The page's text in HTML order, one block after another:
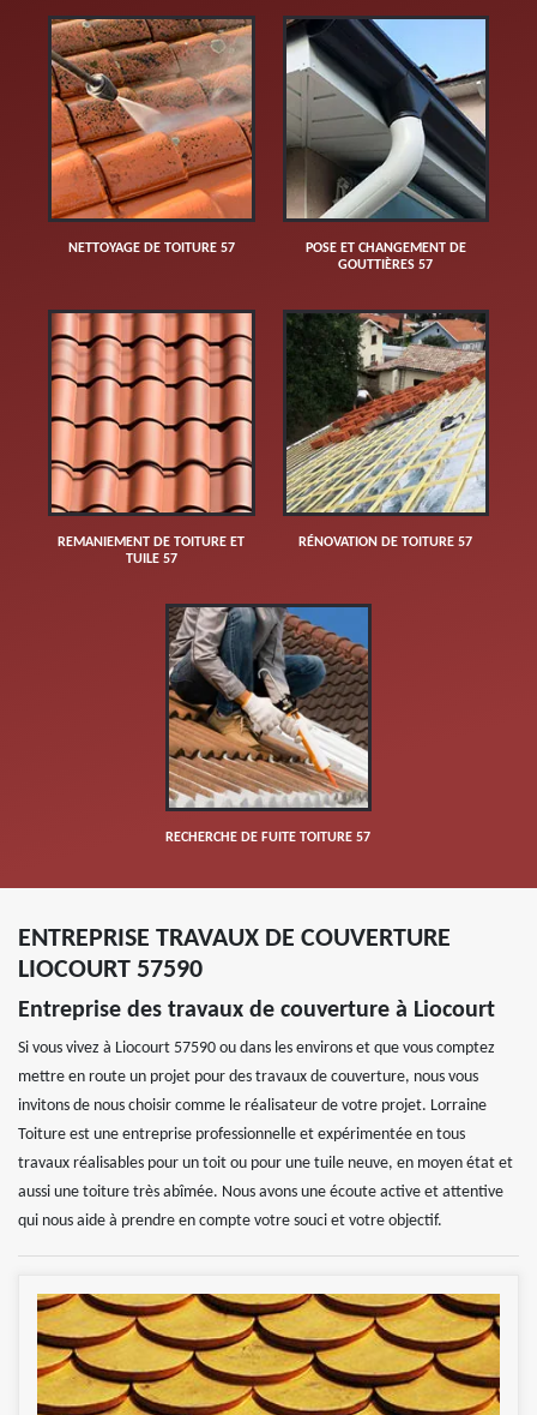
NETTOYAGE DE TOITURE 57
POSE ET CHANGEMENT DE
GOUTTIÈRES 57
REMANIEMENT DE TOITURE ET
TUILE 57
RÉNOVATION DE TOITURE 57
RECHERCHE DE FUITE TOITURE 57
ENTREPRISE TRAVAUX DE COUVERTURE
LIOCOURT 57590
Entreprise des travaux de couverture à Liocourt
Si vous vivez à Liocourt 57590 ou dans les environs et que vous comptez
mettre en route un projet pour des travaux de couverture, nous vous
invitons de nous choisir comme le réalisateur de votre projet. Lorraine
Toiture est une entreprise professionnelle et expérimentée en tous
travaux réalisables pour un toit ou pour une tuile neuve, en moyen état et
aussi une toiture très abîmée. Nous avons une écoute active et attentive
qui nous aide à prendre en compte votre souci et votre objectif.